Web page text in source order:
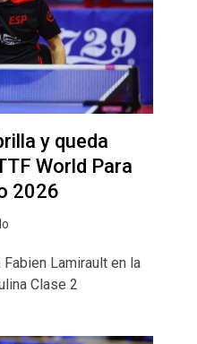
y queda
World Para
2026
Lamirault en la
Clase 2